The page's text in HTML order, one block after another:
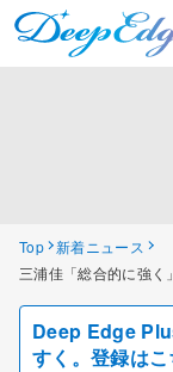
Top 新着ニュース
三浦佳「総合的に強
Deep Edge
すく。登録はこ